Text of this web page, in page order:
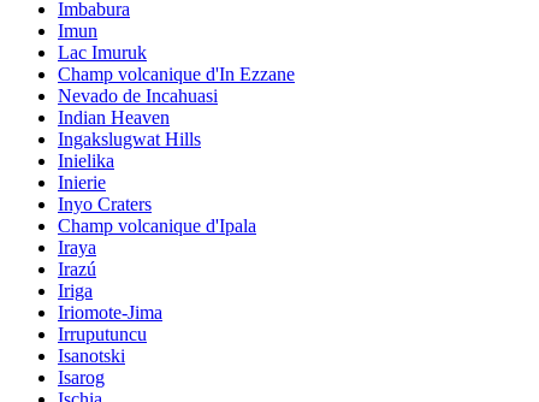
Imbabura
Imun
Lac Imuruk
Champ volcanique d'In Ezzane
Nevado de Incahuasi
Indian Heaven
Ingakslugwat Hills
Inielika
Inierie
Inyo Craters
Champ volcanique d'Ipala
Iraya
Irazú
Iriga
Iriomote-Jima
Irruputuncu
Isanotski
Isarog